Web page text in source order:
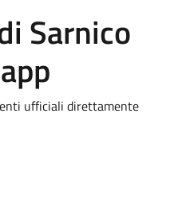
Sarnico
ufficiali direttamente